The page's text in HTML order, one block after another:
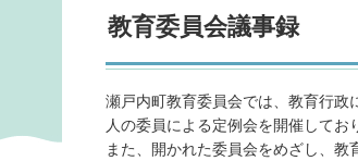
教育委員会議事録
瀬戸内町教育委員会では、教育行政
人の委員による定例会を開催してお
また、開かれた委員会をめざし、